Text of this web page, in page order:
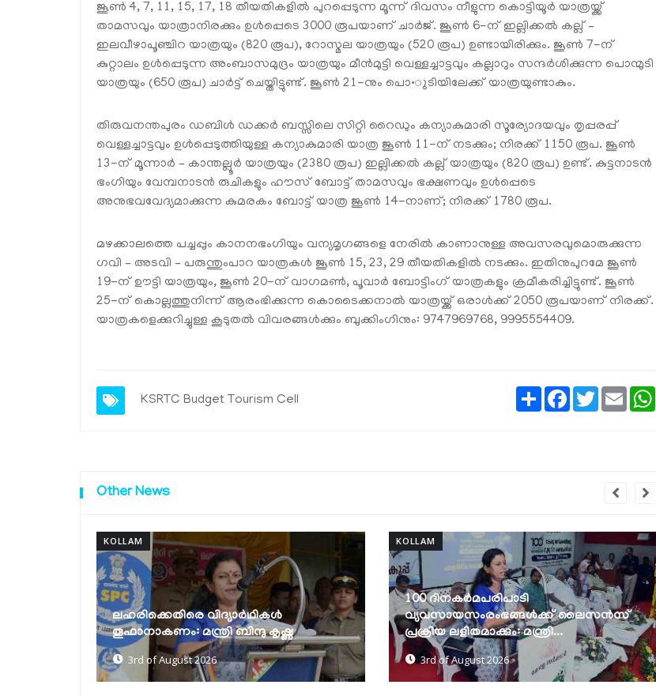
ജൂൺ 4, 7, 11, 15, 17, 18 തീയതികളിൽ പുറപ്പെടുന്ന മൂന്ന് ദിവസം നീളുന്ന കൊട്ടിയൂർ യാത്രയ്ക്ക്
താമസവും യാത്രാനിരക്കും ഉൾപ്പെടെ 3000 രൂപയാണ് ചാർജ്. ജൂൺ 6-ന് ഇല്ലിക്കൽ കല്ല് –
ഇലവീഴാപൂഞ്ചിറ യാത്രയും (820 രൂപ), റോസ്മല യാത്രയും (520 രൂപ) ഉണ്ടായിരിക്കും. ജൂൺ 7-ന്
കുറ്റാലം ഉൾപ്പെടുന്ന അംബാസമുദ്രം യാത്രയും മീൻമുട്ടി വെള്ളച്ചാട്ടവും കല്ലാറും സന്ദർശിക്കുന്ന പൊന്മുടി
യാത്രയും (650 രൂപ) ചാർട്ട് ചെയ്തിട്ടുണ്ട്. ജൂൺ 21-നും പൊ•ുടിയിലേക്ക് യാത്രയുണ്ടാകും.
തിരുവനന്തപുരം ഡബിൾ ഡക്കർ ബസ്സിലെ സിറ്റി റൈഡും കന്യാകുമാരി സൂര്യോദയവും തൃപ്പരപ്പ്
വെള്ളച്ചാട്ടവും ഉൾപ്പെടുത്തിയുള്ള കന്യാകുമാരി യാത്ര ജൂൺ 11-ന് നടക്കും; നിരക്ക് 1150 രൂപ. ജൂൺ
13-ന് മൂന്നാർ – കാന്തല്ലൂർ യാത്രയും (2380 രൂപ) ഇല്ലിക്കൽ കല്ല് യാത്രയും (820 രൂപ) ഉണ്ട്. കുട്ടനാടൻ
ഭംഗിയും വേമ്പനാടൻ രുചികളും ഹൗസ് ബോട്ട് താമസവും ഭക്ഷണവും ഉൾപ്പെടെ
അനുഭവവേദ്യമാക്കുന്ന കുമരകം ബോട്ട് യാത്ര ജൂൺ 14-നാണ്; നിരക്ക് 1780 രൂപ.
മഴക്കാലത്തെ പച്ചപ്പും കാനനഭംഗിയും വന്യമൃഗങ്ങളെ നേരിൽ കാണാനുള്ള അവസരവുമൊരുക്കുന്ന
ഗവി – അടവി – പരുന്തുംപാറ യാത്രകൾ ജൂൺ 15, 23, 29 തീയതികളിൽ നടക്കും. ഇതിനുപുറമേ ജൂൺ
19-ന് ഊട്ടി യാത്രയും, ജൂൺ 20-ന് വാഗമൺ, പൂവാർ ബോട്ടിംഗ് യാത്രകളും ക്രമീകരിച്ചിട്ടുണ്ട്. ജൂൺ
25-ന് കൊല്ലത്തുനിന്ന് ആരംഭിക്കുന്ന കൊടൈക്കനാൽ യാത്രയ്ക്ക് ഒരാൾക്ക് 2050 രൂപയാണ് നിരക്ക്.
യാത്രകളെക്കുറിച്ചുള്ള കൂടുതൽ വിവരങ്ങൾക്കും ബുക്കിംഗിനും: 9747969768, 9995554409.
KSRTC Budget Tourism Cell
ShareFacebook
TwitterEmail
Other News
KOLLAM
100 ദിനകര്‍മപരിപാടി
വ്യവസായസംരംഭങ്ങള്‍ക്ക് ലൈസന്‍സ്
പ്രക്രിയ ലളിതമാക്കും: മന്ത്രി...
3rd of August 2026
KOLLAM
ദേശീയപാത വികസനം: വെള്ളക്കെട്ട്
പരിഹരിക്കാന്‍ ശാശ്വത നടപടികള്‍
സ്വീകരിക്കുമെന്ന്...
10th of July 2026